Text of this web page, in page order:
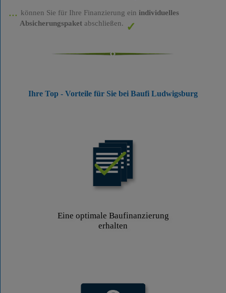
können Sie für Ihre Finanzierung ein individuelles
Absicherungspaketabschließen.
Ihre Top - Vorteile für Sie bei Baufi Ludwigsburg
Eine optimale Baufinanzierung
erhalten